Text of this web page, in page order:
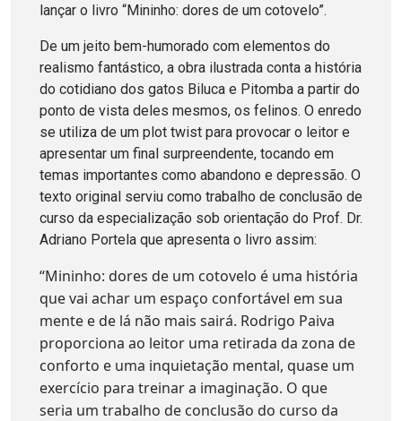
lançar o livro “Mininho: dores de um cotovelo”.
De um jeito bem-humorado com elementos do
realismo fantástico, a obra ilustrada conta a história
do cotidiano dos gatos Biluca e Pitomba a partir do
ponto de vista deles mesmos, os felinos. O enredo
se utiliza de um plot twist para provocar o leitor e
apresentar um final surpreendente, tocando em
temas importantes como abandono e depressão. O
texto original serviu como trabalho de conclusão de
curso da especialização sob orientação do Prof. Dr.
Adriano Portela que apresenta o livro assim:
“Mininho: dores de um cotovelo é uma história
que vai achar um espaço confortável em sua
mente e de lá não mais sairá. Rodrigo Paiva
proporciona ao leitor uma retirada da zona de
conforto e uma inquietação mental, quase um
exercício para treinar a imaginação. O que
seria um trabalho de conclusão do curso da